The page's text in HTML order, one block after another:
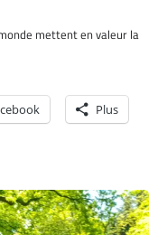
mettent en valeur la
Plus